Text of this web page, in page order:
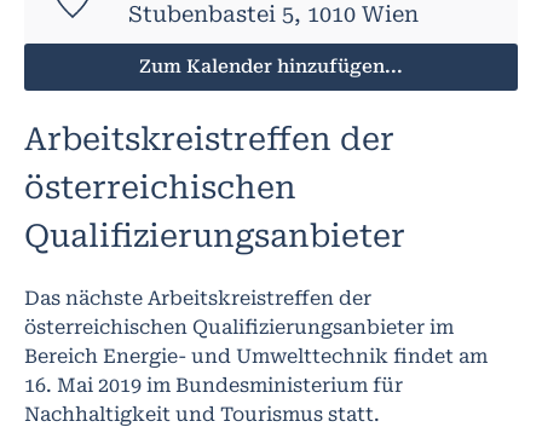
Stubenbastei 5, 1010 Wien
Zum Kalender hinzufügen...
Arbeitskreistreffen der
österreichischen
Qualifizierungsanbieter
Das nächste Arbeitskreistreffen der
österreichischen Qualifizierungsanbieter im
Bereich Energie- und Umwelttechnik findet am
16. Mai 2019 im Bundesministerium für
Nachhaltigkeit und Tourismus statt.